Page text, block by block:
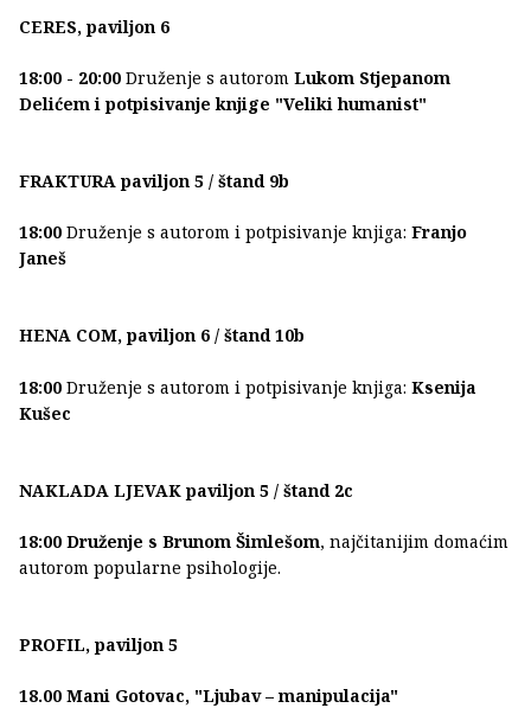
CERES, paviljon 6
18:00 - 20:00 Druženje s autorom Lukom Stjepanom
Delićem i potpisivanje knjige "Veliki humanist"
FRAKTURA paviljon 5 / štand 9b
18:00 Druženje s autorom i potpisivanje knjiga: Franjo
Janeš
HENA COM, paviljon 6 / štand 10b
18:00 Druženje s autorom i potpisivanje knjiga: Ksenija
Kušec
NAKLADA LJEVAK paviljon 5 / štand 2c
18:00 Druženje s Brunom Šimlešom, najčitanijim domaćim
autorom popularne psihologije.
PROFIL, paviljon 5
18.00 Mani Gotovac, "Ljubav – manipulacija"